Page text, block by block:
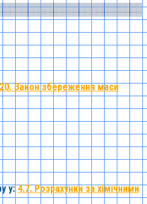
Закон збереження маси
у:4.7. Розрахунки за хімічними